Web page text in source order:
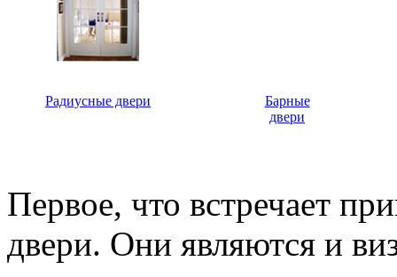
Радиусные двери
Барные
двери
Первое, что встречает
двери. Они являются и